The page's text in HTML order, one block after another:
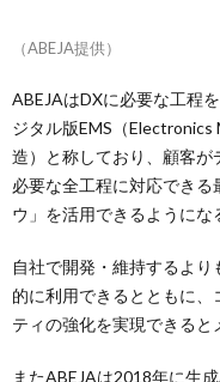
（ABEJA提供）
ABEJAはDXに必要な工程
ジタル版EMS（
造）と称しており、顧客が
必要な全工程に対応でき
ウ」を活用できるようにな
自社で開発・維持するよ
的に利用できるとともに、
ティの強化を実現できると
またABEJAは2018年に生